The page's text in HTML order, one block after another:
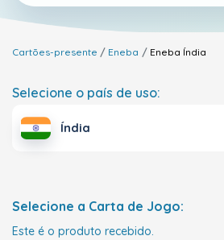
Cartões-presente Eneba Eneba Índia
Selecione o país de uso:
Índia
Selecione a Carta de Jogo:
Este é o produto recebido.